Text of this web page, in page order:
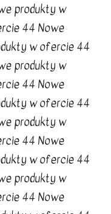
produkty w
44 Nowe
w ofercie 44
produkty w
44 Nowe
w ofercie 44
produkty w
44 Nowe
w ofercie 44
produkty w
44 Nowe